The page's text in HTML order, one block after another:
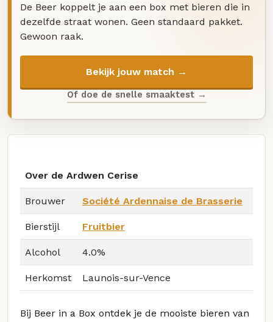
De Beer koppelt je aan een box met bieren die in
dezelfde straat wonen. Geen standaard pakket.
Gewoon raak.
Bekijk jouw match →
Of doe de snelle smaaktest →
Over de Ardwen Cerise
Brouwer Société Ardennaise de Brasserie
Bierstijl Fruitbier
Alcohol 4.0%
Herkomst Launois-sur-Vence
Bij Beer in a Box ontdek je de mooiste bieren van